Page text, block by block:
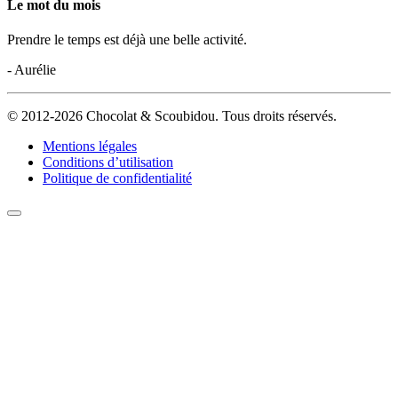
Le mot du mois
Prendre le temps est déjà une belle activité.
- Aurélie
© 2012-2026 Chocolat & Scoubidou. Tous droits réservés.
Mentions légales
Conditions d’utilisation
Politique de confidentialité